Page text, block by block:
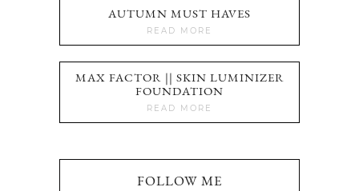
AUTUMN MUST HAVES
READ MORE
MAX FACTOR || SKIN LUMINIZER
FOUNDATION
READ MORE
FOLLOW ME